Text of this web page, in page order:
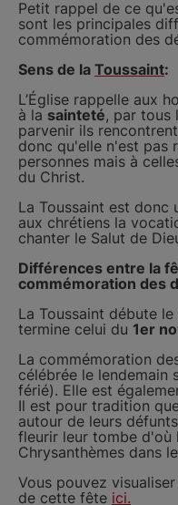
Petit rappel de ce
sont les principales
commémoration des
Sens de la Toussaint:
L’Église rappelle aux
à la sainteté, par tous
parvenir ils
donc qu'elle n'est pas
personnes mais à
du Christ.
La Toussaint est donc
aux chrétiens la
chanter le Salut de
Différences entre la
commémoration des
La Toussaint débute
termine celui du 1er
La commémoration
célébrée le lendemain
férié). Elle est
Il est pour tradition
autour de leurs
fleurir leur tombe d'où
Chrysanthèmes dans
Vous pouvez
de cette fête ici.